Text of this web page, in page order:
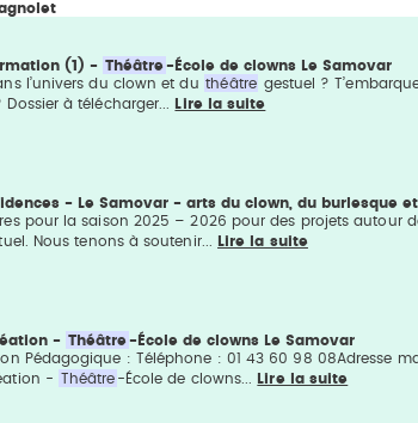
(1) - Théâtre-École de clowns Le Samovar
l’univers du clown et du théâtre gestuel ?
Dossier à télécharger...
Lire la suite
- Le Samovar - arts du clown, du burlesque
pour la saison 2025 – 2026 pour des projets autour
Nous tenons à soutenir... Lire la suite
- Théâtre-École de clowns Le Samovar
Pédagogique : Téléphone : 01 43 60 98 08Adresse
- Théâtre -École de clowns... Lire la suite